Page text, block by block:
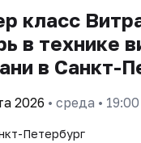
класс
в технике
в Санкт-
2026 • среда • 19:00
Петербург